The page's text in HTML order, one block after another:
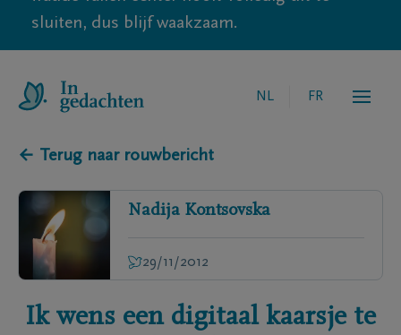
sluiten, dus blijf waakzaam.
NL FR
← Terug naar rouwbericht
Nadija Kontsovska
29/11/2012
Ik wens een digitaal kaarsje te